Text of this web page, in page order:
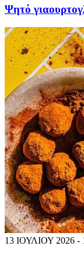
Ψητό
13 ΙΟΥΛΙΟΥ 2026 -